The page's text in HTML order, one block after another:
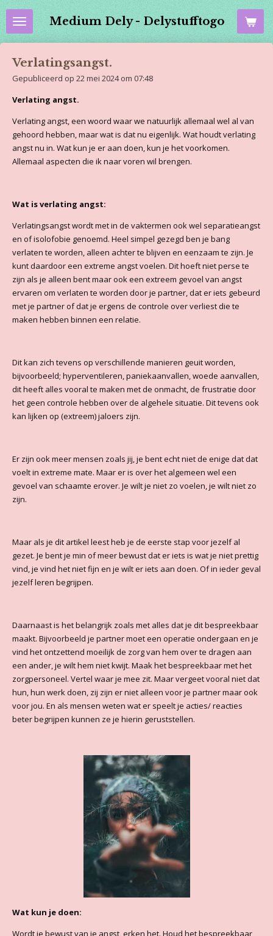
Ga
direct
hoofdinhoud
Medium Dely - Delystufftogo
Verlatingsangst.
Gepubliceerd op 22 mei 2024 om 07:48
Verlating angst.
Verlating angst, een woord waar we natuurlijk allemaal wel al van
gehoord hebben, maar wat is dat nu eigenlijk. Wat houdt verlating
angst nu in. Wat kun je er aan doen, kun je het voorkomen.
Allemaal aspecten die ik naar voren wil brengen.
Wat is verlating angst:
Verlatingsangst wordt met in de vaktermen ook wel separatieangst
en of isolofobie genoemd. Heel simpel gezegd ben je bang
verlaten te worden, alleen achter te blijven en eenzaam te zijn. Je
kunt daardoor een extreme angst voelen. Dit hoeft niet perse te
zijn als je alleen bent maar ook een extreem gevoel van angst
ervaren om verlaten te worden door je partner, dat er iets gebeurd
met je partner of dat je ergens de controle over verliest die te
maken hebben binnen een relatie.
Dit kan zich tevens op verschillende manieren geuit worden,
bijvoorbeeld; hyperventileren, paniekaanvallen, woede aanvallen,
dit heeft alles vooral te maken met de onmacht, de frustratie door
het geen controle hebben over de algehele situatie. Dit tevens ook
kan lijken op (extreem) jaloers zijn.
Er zijn ook meer mensen zoals jij, je bent echt niet de enige dat dat
voelt in extreme mate. Maar er is over het algemeen wel een
gevoel van schaamte erover. Je wilt je niet zo voelen, je wilt niet zo
zijn.
Maar als je dit artikel leest heb je de eerste stap voor jezelf al
gezet. Je bent je min of meer bewust dat er iets is wat je niet prettig
vind, je vind het niet fijn en je wilt er iets aan doen. Of in ieder geval
jezelf leren begrijpen.
Daarnaast is het belangrijk zoals met alles dat je dit bespreekbaar
maakt. Bijvoorbeeld je partner moet een operatie ondergaan en je
vind het ontzettend moeilijk de zorg van hem over te dragen aan
een ander, je wilt hem niet kwijt. Maak het bespreekbaar met het
zorgpersoneel. Vertel waar je mee zit. Maar vergeet vooral niet dat
hun, hun werk doen, zij zijn er niet alleen voor je partner maar ook
voor jou. En als mensen weten wat er speelt je acties/ reacties
beter begrijpen kunnen ze je hierin geruststellen.
Wat kun je doen:
Wordt je bewust van je angst, erken het. Houd het bespreekbaar